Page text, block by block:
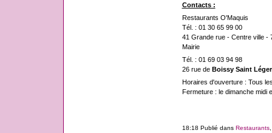
Contacts :
Restaurants O'Maquis
Tél. : 01 30 65 99 00
41 Grande rue - Centre ville -
Mairie
Tél. : 01 69 03 94 98
26 rue de Boissy Saint Léger
Horaires d'ouverture : Tous
Fermeture : le dimanche midi
18:18 Publié dans Restaurants